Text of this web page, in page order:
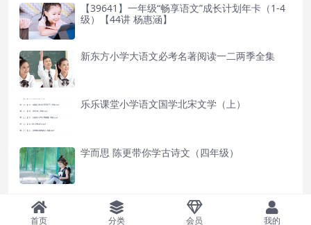
【39641】一年级“畅享语文”成长计划年卡（1-4
级）【44讲 杨惠涵】
新东方小学大语文必考名著阅读一二两季全集
乐乐课堂小学语文国学北宋文学（上）
学而思 陈更带你学古诗文（四年级）
小学语文汉字系列动画课程,偏旁、部首、多音
字、同音字、形近字
首页 分类 会员 我的